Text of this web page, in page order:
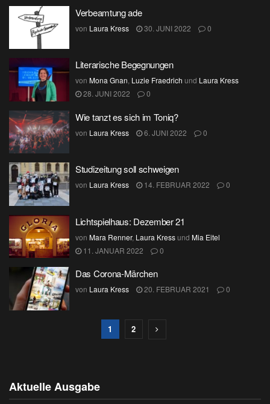
Verbeamtung ade
von Laura Kress 30. JUNI 2022 0
Literarische Begegnungen
von Mona Gnan, Luzie Fraedrich und Laura Kress
28. JUNI 2022
0
Wie tanzt es sich im Toniq?
von Laura Kress 6. JUNI 2022 0
Studizeitung soll schweigen
von Laura Kress 14. FEBRUAR 2022 0
Lichtspielhaus: Dezember 21
von Mara Renner, Laura Kressund Mia Eitel
11. JANUAR 2022
0
Das Corona-Märchen
von Laura Kress 20. FEBRUAR 2021 0
1 2
Aktuelle Ausgabe